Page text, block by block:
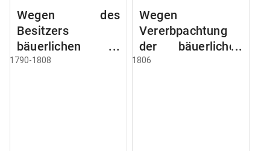
Wegen des
Besitzers
bäuerlichen
Grundstücke, den
1790-1808
Wegen
Vererbpachtung
der bäuerlichen
Grundstücke und
1806